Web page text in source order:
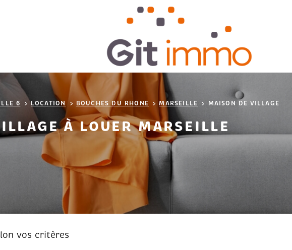
6 LOCATION BOUCHES DU RHONE MARSEILLE MAISON DE VILLAGE
À LOUER MARSEILLE
vos critères